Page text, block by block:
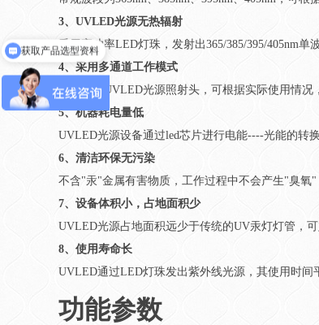
3、UVLED光源无热辐射
采用高功率LED灯珠，发射出365/385/395/405nm
4、采用多通道工作模式
标配一个UVLED光源照射头，可根据实际使用情况
5、机器耗电量低
UVLED光源设备通过led芯片进行电能----光能的转
6、清洁环保无污染
不含"汞"金属有害物质，工作过程中不会产生"臭氧"
7、设备体积小，占地面积少
UVLED光源占地面积远少于传统的UV汞灯灯管，
8、使用寿命长
UVLED通过LED灯珠发出紫外线光源，其使用时间
功能参数
获取价格